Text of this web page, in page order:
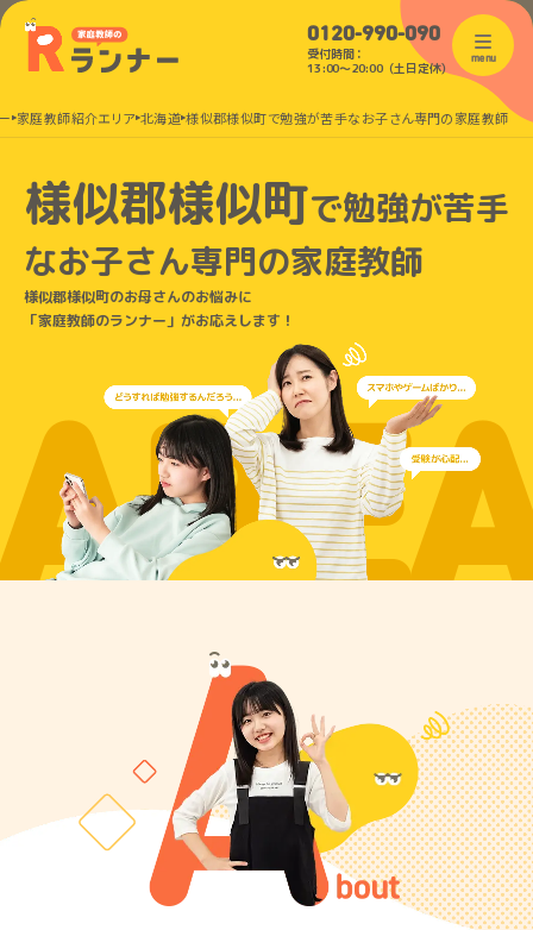
0120-990-090
受付時間：
13:00〜20:00（土日定休）
menu
家庭教師紹介エリア 北海道 様似郡様似町で勉強が苦手なお子さん専門の家庭教師
様似郡様似町で勉強が苦手
なお子さん専門の家庭教師
様似郡様似町のお母さんのお悩みに
「家庭教師のランナー」がお応えします！